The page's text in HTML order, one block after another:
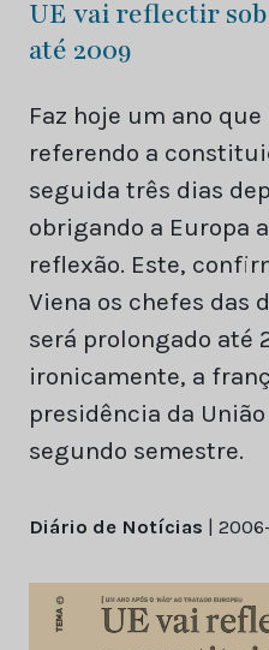
UE vai reflectir
até 2009
Faz hoje um ano
referendo a
seguida três dias
obrigando a Europa
reflexão. Este,
Viena os chefes das
será prolongado até
ironicamente, a
presidência da
segundo semestre.
Diário de Notícias |